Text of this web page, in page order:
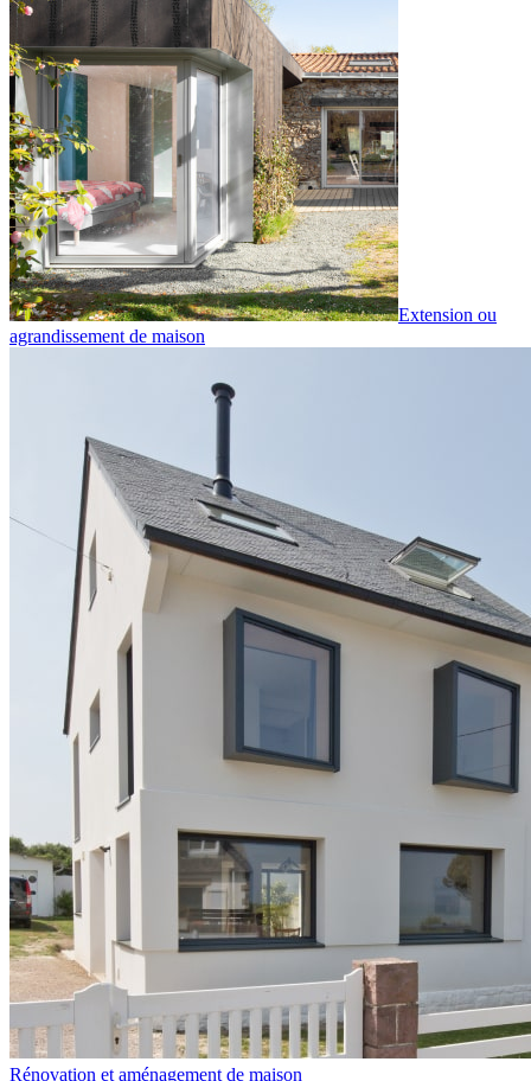
Extension ou
agrandissement de maison
Rénovation et aménagement de maison